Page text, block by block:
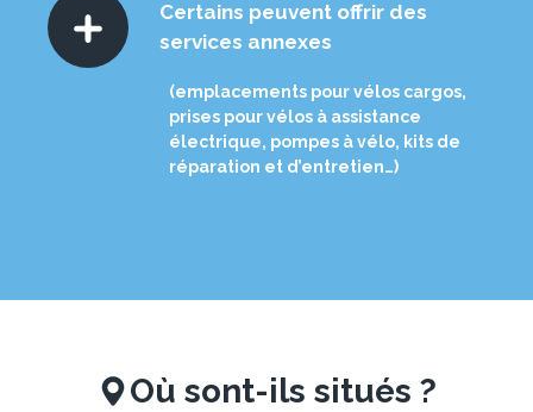
Certains peuvent offrir des
services annexes
(emplacements pour vélos cargos,
prises pour vélos à assistance
électrique, pompes à vélo, kits de
réparation et d’entretien…)
Où sont-ils situés ?